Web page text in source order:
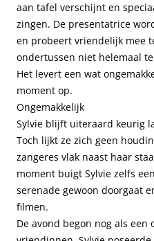
aan tafel verschijnt en
zingen. De presentatrice
en probeert vriendelijk mee
ondertussen niet helemaal
Het levert een wat
moment op.
Ongemakkelijk
Sylvie blijft uiteraard keurig
Toch lijkt ze zich geen
zangeres vlak naast haar
moment buigt Sylvie zelfs
serenade gewoon doorgaat
filmen.
De avond begon nog als